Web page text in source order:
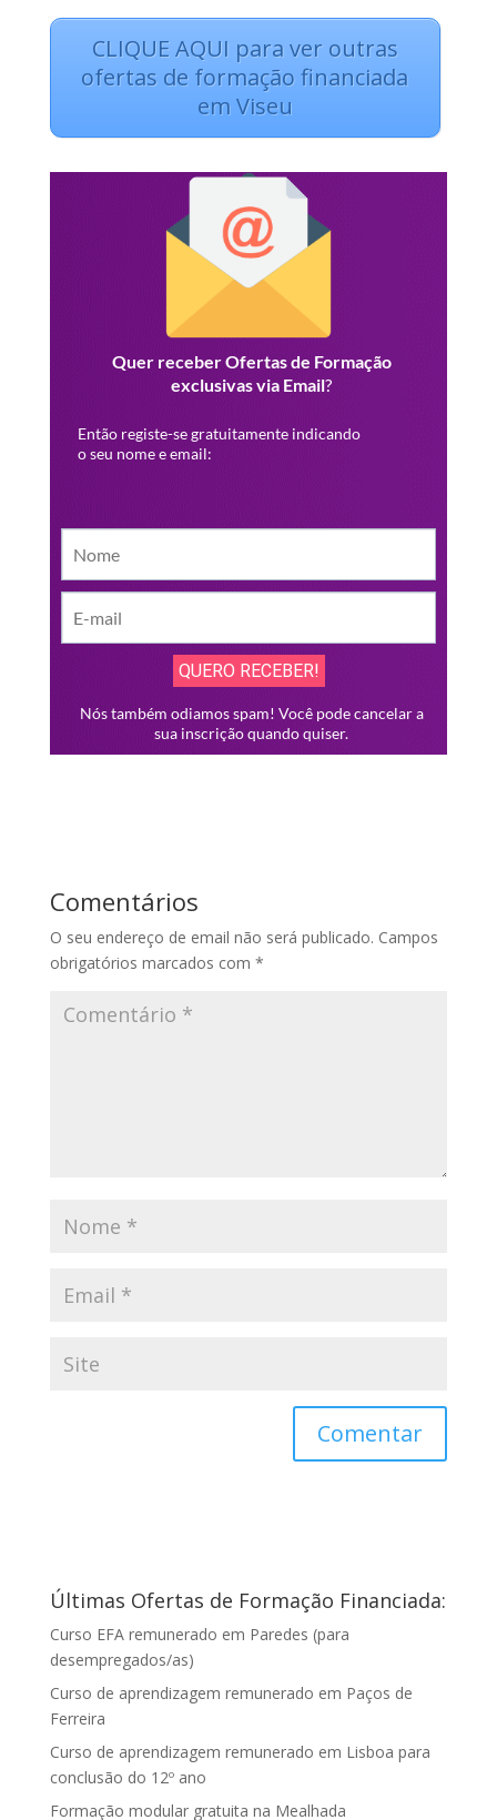
CLIQUE AQUI para ver outras
ofertas de formação financiada
em Viseu
Comentários
O seu endereço de email não será publicado. Campos
obrigatórios marcados com *
Últimas Ofertas de Formação Financiada:
Curso EFA remunerado em Paredes (para
desempregados/as)
Curso de aprendizagem remunerado em Paços de
Ferreira
Curso de aprendizagem remunerado em Lisboa para
conclusão do 12º ano
Formação modular gratuita na Mealhada